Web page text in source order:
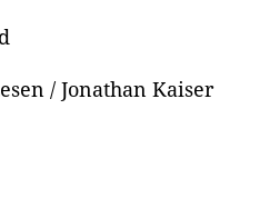
/ Jonathan Kaiser